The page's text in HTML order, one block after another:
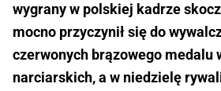
wygrany w polskiej kadrze
mocno przyczynił się do
czerwonych brązowego medalu
narciarskich, a w niedzielę